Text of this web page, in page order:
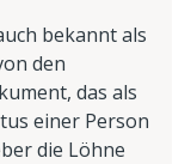
bekannt als
den
das als
einer Person
die Löhne